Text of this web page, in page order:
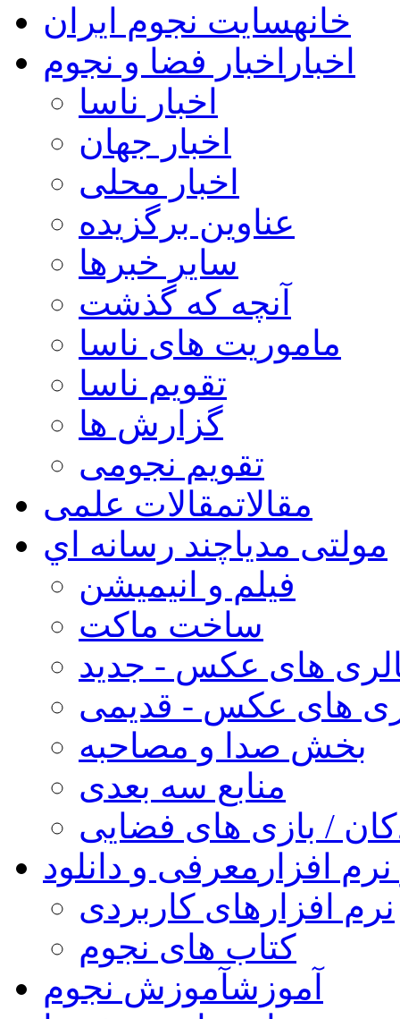
خانهسایت نجوم ایران
اخبار اخبار فضا و نجوم
اخبار ناسا
اخبار جهان
اخبار محلی
عناوین برگزیده
سایر خبرها
آنچه که گذشت
ماموریت های ناسا
تقویم ناسا
گزارش ها
تقویم نجومی
مقالاتمقالات علمی
مولتی مدیاچند رسانه اي
فیلم و انیمیشن
ساخت ماکت
های عکس - جدید
های عکس - قدیمی
بخش صدا و مصاحبه
منابع سه بعدی
/ بازی های فضایی
افزار معرفی و دانلود
نرم افزارهای کاربردی
کتاب های نجوم
آموزشآموزش نجوم